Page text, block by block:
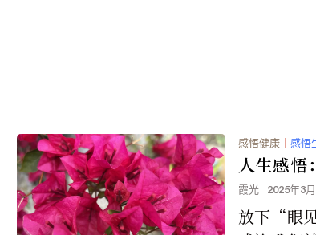
感悟健康 ｜ 感悟
人生感悟
霞光 2025年3
放下“眼